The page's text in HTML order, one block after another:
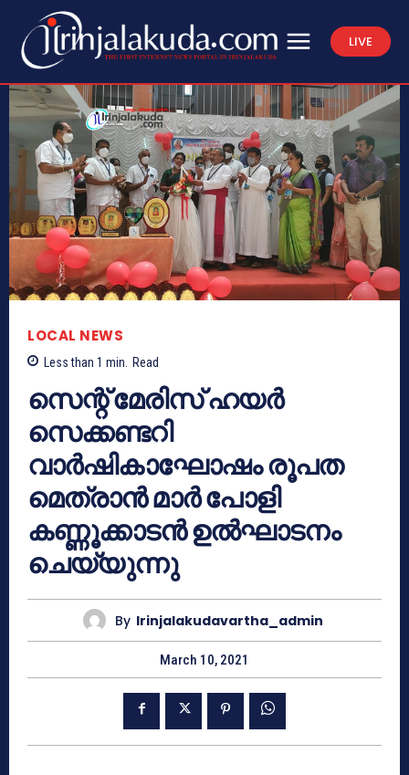
LIVE
LOCAL NEWS
Less than 1 min. Read
സെന്റ് മേരിസ് ഹയർ
സെക്കണ്ടറി
വാർഷികാഘോഷം രൂപത
മെത്രാൻ മാർ പോളി
കണ്ണൂക്കാടൻ ഉൽഘാടനം
ചെയ്യുന്നു
By Irinjalakudavartha_admin
March 10, 2021